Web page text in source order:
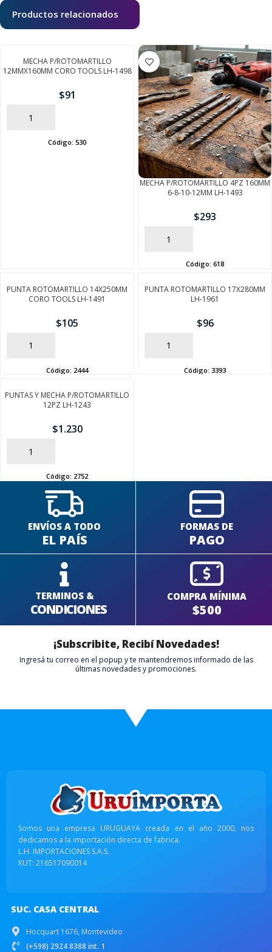
Productos relacionados
MECHA P/ROTOMARTILLO
12MMX160MM CORO TOOLS LH-1498
$91
AÑADIR
Código: 530
MECHA P/ROTOMARTILLO 4PZ 160MM
6-8-10-12MM LH-1493
$293
AÑADIR
Código: 618
PUNTA ROTOMARTILLO 14X250MM
CORO TOOLS LH-1491
$105
AÑADIR
Código: 2444
PUNTA ROTOMARTILLO 17X280MM
LH-1961
$96
AÑADIR
Código: 3393
PUNTAS Y MECHA P/ROTOMARTILLO
12PZ LH-1243
$1.230
AÑADIR
Código: 2752
ENVÍOS A TODO
EL PAÍS
FORMAS DE
PAGO
TERMINOS &
CONDICIONES
COMPRA MÍNIMA
$500
¡Subscribite, Recibí Novedades!
Ingresá tu correo en el popup y te mantendremos informado de las
últimas novedades y promociones.
Somos una empresa URUGUAYA creada en el año 2000, nos
dedicamos a la importación directa de fabrica.
L.H. IMPORTACIONES S.A.S.
RUT: 216517090014
SUC. CASA CENTRAL
Hocquart 1676, Montevideo
(+598) 2924 8388 int. 1